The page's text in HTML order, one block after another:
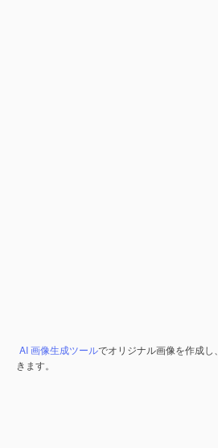
AI 画像生成ツールでオリジナル画像を作成し、
きます。